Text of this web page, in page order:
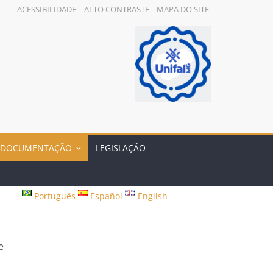
ACESSIBILIDADE ALTO CONTRASTE MAPA DO SITE
DOCUMENTAÇÃO LEGISLAÇÃO
Português Español English